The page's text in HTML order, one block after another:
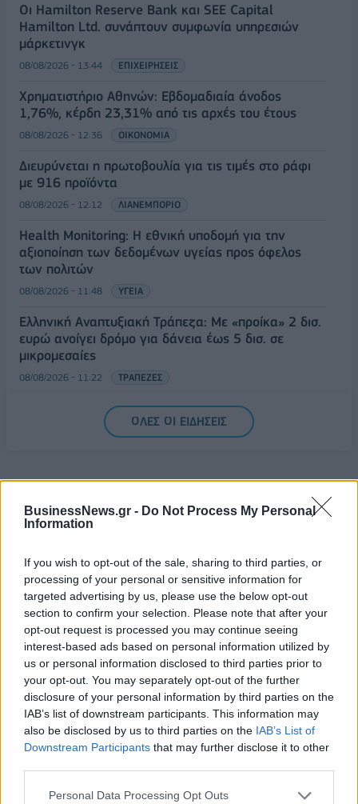
BusinessNews.gr - Do Not Process My Personal
Information
If you wish to opt-out of the sale, sharing to third parties, or
processing of your personal or sensitive information for
targeted advertising by us, please use the below opt-out
section to confirm your selection. Please note that after your
opt-out request is processed you may continue seeing
interest-based ads based on personal information utilized by
us or personal information disclosed to third parties prior to
your opt-out. You may separately opt-out of the further
disclosure of your personal information by third parties on the
IAB’s list of downstream participants. This information may
also be disclosed by us to third parties on the IAB’s List of
Downstream Participants that may further disclose it to other
Personal Data Processing Opt Outs
Οι Hamilton Reserve Bank και SEE Capital
Hamilton Ltd. συνάπτουν συμφωνία υπηρεσιών
μάρκετινγκ
08/08/2026 - 13:44 ΕΠΙΧΕΙΡΗΣΕΙΣ
Χρηματιστήριο Αθηνών: Εβδομαδιαία άνοδος
1,76%, κέρδη 23,31% από τις αρχές του έτους
08/08/2026 - 12:36 ΟΙΚΟΝΟΜΙΑ
Διευρύνεται η πρωτοβουλία για τις τιμές στο ράφι
με 916 προϊόντα
08/08/2026 - 12:12 ΛΙΑΝΕΜΠΟΡΙΟ
Health Monitoring: Η εθνική υποδομή για την
αξιοποίηση των δεδομένων υγείας προς όφελος
των πολιτών
08/08/2026 - 11:48 ΥΓΕΙΑ
Ελληνική Αναπτυξιακή Τράπεζα: Με «προίκα» 2 δισ.
ευρώ ανοίγει δρόμο για δάνεια έως 5 δισ. σε
μικρομεσαίες
08/08/2026 - 11:22 ΤΡΑΠΕΖΕΣ
5G παντού, 6G στον ορίζοντα: Πού βρίσκεται η
Ελλάδα στη μεγάλη τεχνολογική μετάβαση
ΟΛΕΣ ΟΙ ΕΙΔΗΣΕΙΣ
ΔΗΜΟΦΙΛΗ
Όμιλος ΔΕΗ: Νέα συμφωνία για χαρτοφυλάκιο
έργων ΑΠΕ άνω των 2 GW σε Πολωνία και
Ουγγαρία
08/08/2026 - 10:26 ΕΝΕΡΓΕΙΑ
Ελληνική Αναπτυξιακή Τράπεζα: Με «προίκα» 2
δισ. ευρώ ανοίγει δρόμο για δάνεια έως 5 δισ. σε
μικρομεσαίες